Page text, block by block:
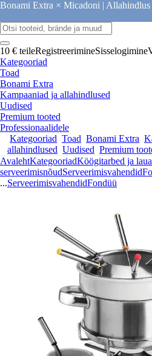
Bonami Extra × Micadoni |
10 € teileRegistreerimineSisselogimine
Kategooriad
Toad
Bonami Extra
Kampaaniad ja allahindlused
Uudised
Premium tooted
Professionaalidele
Kategooriad Toad Bonami Extra
allahindlused Uudised Premium
AvalehtKategooriadKöögitarbed ja
serveerimisnõudServeerimisvahendid
...ServeerimisvahendidFondüü